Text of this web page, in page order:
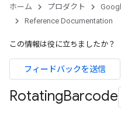
ホーム プロダクト
Reference Documentation
この情報は役に立ちましたか？
フィードバックを送信
RotatingBarcode